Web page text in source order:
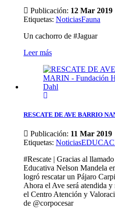
Publicación: 12 Mar 2019
Etiquetas: NoticiasFauna
Un cachorro de #Jaguar
Leer más
RESCATE DE AVE BARRIO
Publicación: 11 Mar 2019
Etiquetas: Noticias
#Rescate | Gracias al
Educativa Nelson Mandela
logró rescatar un Pájaro
Ahora el Ave será atendida
el Centro Atención y
de @corpocesar